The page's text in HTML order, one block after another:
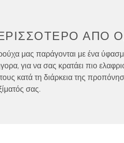
ΑΠΌ
μας παράγονται με ένα
για να σας κρατάει πιο
κατά τη διάρκεια της
σας.